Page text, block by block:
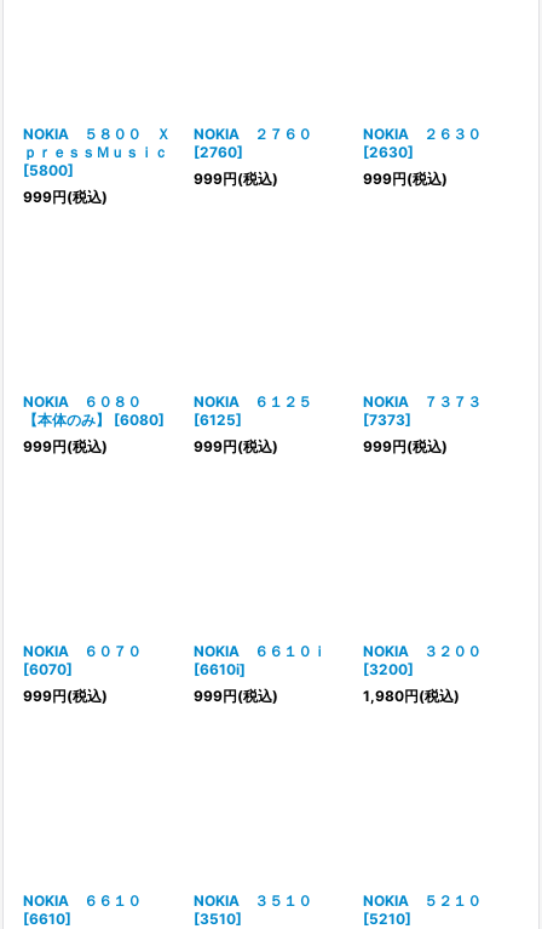
NOKIA ５８００ Ｘ
ｐｒｅｓｓＭｕｓｉｃ
[5800]
999円(税込)
NOKIA ２７６０
[2760]
999円(税込)
NOKIA ２６３０
[2630]
999円(税込)
NOKIA ６０８０
【本体のみ】
[6080]
999円(税込)
NOKIA ６１２５
[6125]
999円(税込)
NOKIA ７３７３
[7373]
999円(税込)
NOKIA ６０７０
[6070]
999円(税込)
NOKIA ６６１０ｉ
[6610i]
999円(税込)
NOKIA ３２００
[3200]
1,980円(税込)
NOKIA ６６１０
[6610]
NOKIA ３５１０
[3510]
NOKIA ５２１０
[5210]